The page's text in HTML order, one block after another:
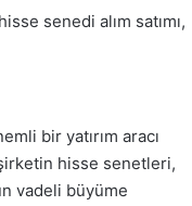
senedi alım satımı,
bir yatırım aracı
hisse senetleri,
vadeli büyüme